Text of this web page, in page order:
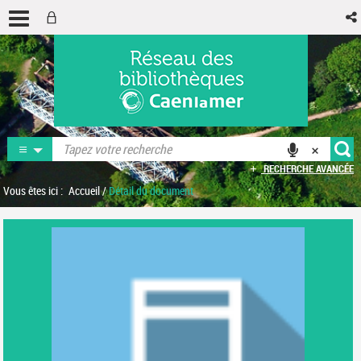
RECHERCHE AVANCÉE
Vous êtes ici : Accueil/Détail du document